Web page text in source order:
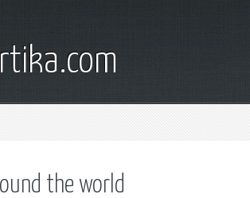
the world